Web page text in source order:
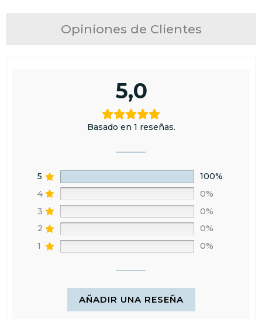
Opiniones de Clientes
5,0
Basado en 1 reseñas.
5
100%
4
0%
3
0%
2
0%
1
0%
AÑADIR UNA RESEÑA